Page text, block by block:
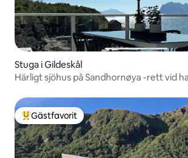
Stuga i Gildeskål
Härligt sjöhus på Sandhornøya -rett vid
Populär gästfavorit
Gästfavorit